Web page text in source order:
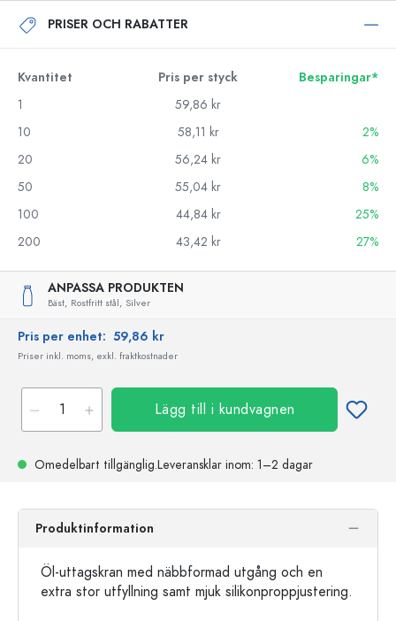
PRISER OCH RABATTER
Kvantitet Pris per styck
Besparingar*
1
59,86 kr
10
58,11 kr
2%
20
56,24 kr
6%
50
55,04 kr
8%
100
44,84 kr
25%
200
43,42 kr 27%
ANPASSA PRODUKTEN
Bäst, Rostfritt stål, Silver
Pris per enhet: 59,86 kr
Priser inkl. moms, exkl. fraktkostnader
Lägg till i kundvagnen
Omedelbart tillgänglig.Leveransklar inom: 1–2 dagar
Produktinformation
Öl-uttagskran med näbbformad utgång och en
extra stor utfyllning samt mjuk silikonproppjustering.